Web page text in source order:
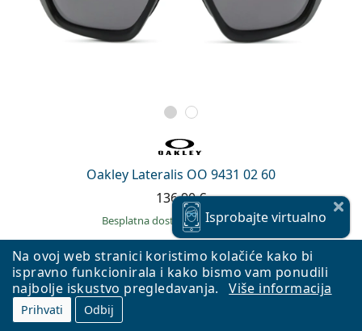
Na ovoj web stranici koristimo kolačiće kako bi
ispravno funkcionirala i kako bismo vam ponudili
najbolje iskustvo pregledavanja.
Više informacija
Prihvati Odbij
Oakley Lateralis OO 9431 02 60
136,90 €
Besplatna dostava& na skladištu
Isprobajtevirtualno